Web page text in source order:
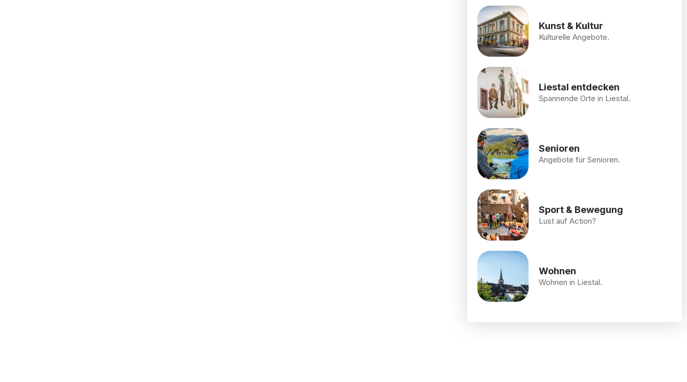
Kunst & Kultur
Kulturelle Angebote.
Liestal entdecken
Spannende Orte in Liestal.
Senioren
Angebote für Senioren.
Sport & Bewegung
Lust auf Action?
Wohnen
Wohnen in Liestal.